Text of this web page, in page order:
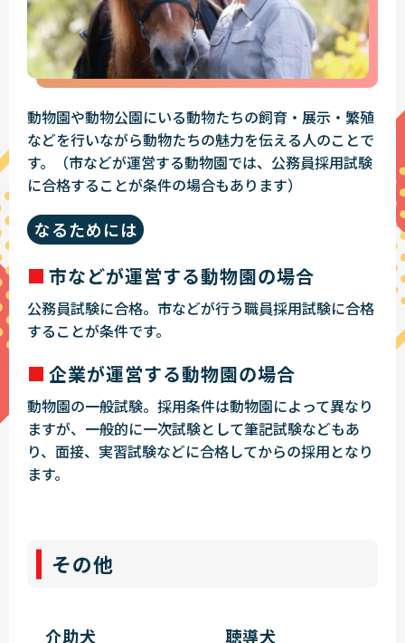
動物園や動物公園にいる動物たちの飼育・展示・繁殖
などを行いながら動物たちの魅力を伝える人のことで
す。（市などが運営する動物園では、公務員採用試験
に合格することが条件の場合もあります）
なるためには
市などが運営する動物園の場合
公務員試験に合格。市などが行う職員採用試験に合格
することが条件です。
企業が運営する動物園の場合
動物園の一般試験。採用条件は動物園によって異なり
ますが、一般的に一次試験として筆記試験などもあ
り、面接、実習試験などに合格してからの採用となり
ます。
その他
介助犬 聴導犬